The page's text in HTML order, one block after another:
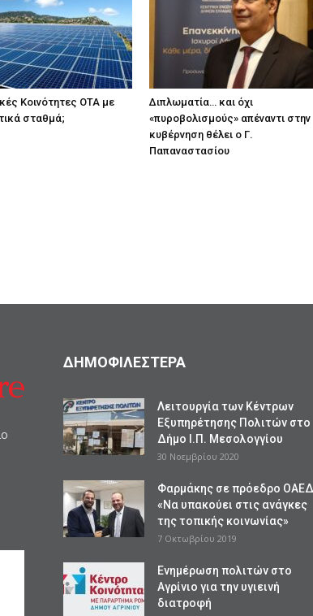
Κοινότητες ΟΤΑ με
σταθμά;
Διπλωματία… και όχι
«πυροβολισμούς» απέναντι στην
κυβέρνηση θέλει ο Γ.
Παπαναστασίου
ΔΗΜΟΦΙΛΕΣΤΕΡΑ
Λειτουργία των Κέντρων
Εξυπηρέτησης Πολιτών στο
Δήμο Ι.Π. Μεσολογγίου
30 Νοεμβρίου 2020
Φαρμάκης σε πρόεδρο
«Να υπακούει στις ανάγκες
της τοπικής κοινωνίας»
7 Οκτωβρίου 2019
Ενημέρωση πολιτών στο
Αγρίνιο για την υγιεινή
διατροφή